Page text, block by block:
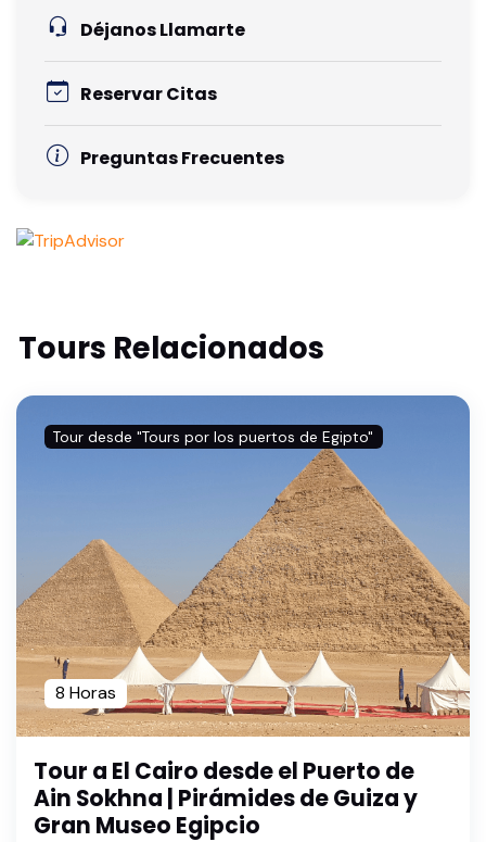
Déjanos Llamarte
Reservar Citas
Preguntas Frecuentes
Tours Relacionados
Tour desde "Tours por los puertos de Egipto"
8 Horas
Tour a El Cairo desde el Puerto de
Ain Sokhna | Pirámides de Guiza y
Gran Museo Egipcio